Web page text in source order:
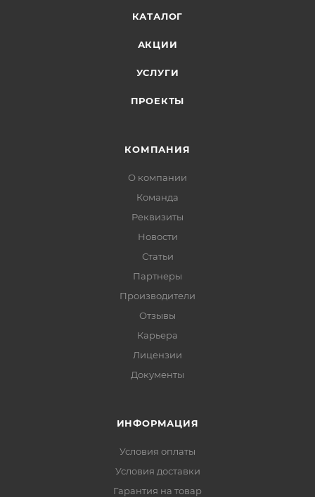
КАТАЛОГ
АКЦИИ
УСЛУГИ
ПРОЕКТЫ
КОМПАНИЯ
О компании
Команда
Реквизиты
Новости
Статьи
Партнеры
Производители
Отзывы
Карьера
Лицензии
Документы
ИНФОРМАЦИЯ
Условия оплаты
Условия доставки
Гарантия на товар